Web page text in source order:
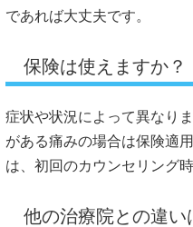
であれば大丈夫です。
保険は使えますか？
症状や状況によって異なり
がある痛みの場合は保険適
は、初回のカウンセリング
他の治療院との違い